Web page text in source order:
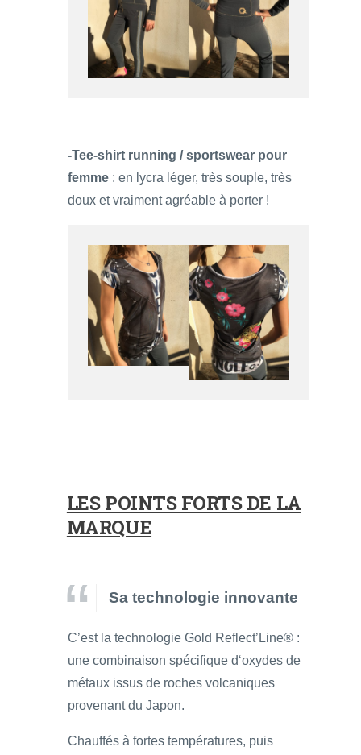
-Tee-shirt running / sportswear pour
femme : en lycra léger, très souple, très
doux et vraiment agréable à porter !
LES POINTS FORTS DE LA
MARQUE
Sa technologie innovante
C’est la technologie Gold Reflect’Line® :
une combinaison spécifique d‘oxydes de
métaux issus de roches volcaniques
provenant du Japon.
Chauffés à fortes températures, puis